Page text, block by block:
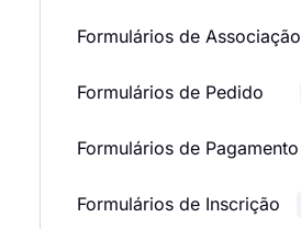
Formulários de Associação
Formulários de Pedido
Formulários de Pagamento
Formulários de Inscrição